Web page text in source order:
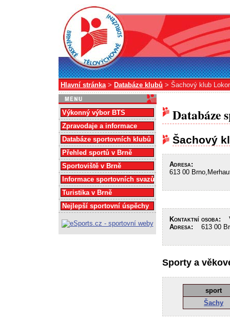
Hlavní stránka> Databáze klubů > Šachový klub
Databáze
Šachový
Adresa:
613 00
Kontaktní osoba:
Adresa: 613 00
Sporty a
sport
Šachy
Výkonný výbor BTS
Zpravodaje a informace
Databáze sportovních klubů
Přehled sportů v Brně
Sportoviště v Brně
Informace sportovních svazů
Turistika v Brně
Nejlepší sportovní úspěchy